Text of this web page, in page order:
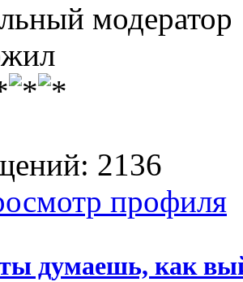
модератор
2136
думаешь, как